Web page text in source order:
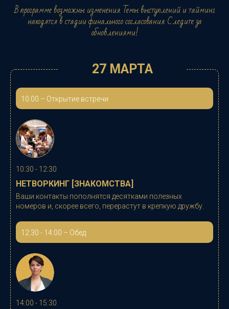
В программе возможны изменения. Темы выступлений и тайминг
находятся в стадии финального согласования. Следите за
обновлениями!
10:00 – Открытие встречи
10:30 - 12:30
НЕТВОРКИНГ [ЗНАКОМСТВА]
Ваши контакты пополнятся десятками полезных
номеров и, скорее всего, перерастут в крепкую дружбу.
12:30 - 14:00 – Обед
14:00 - 15:30
27 МАРТА